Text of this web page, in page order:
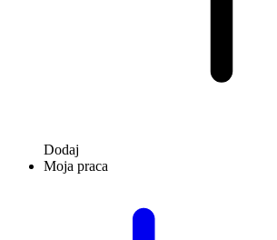
Dodaj
Moja praca